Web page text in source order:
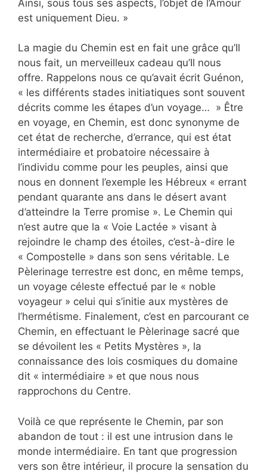
Ainsi, sous tous ses aspects, l’objet de l’Amour
est uniquement Dieu. »
La magie du Chemin est en fait une grâce qu’Il
nous fait, un merveilleux cadeau qu’Il nous
offre. Rappelons nous ce qu’avait écrit Guénon,
« les différents stades initiatiques sont souvent
décrits comme les étapes d’un voyage… » Être
en voyage, en Chemin, est donc synonyme de
cet état de recherche, d’errance, qui est état
intermédiaire et probatoire nécessaire à
l’individu comme pour les peuples, ainsi que
nous en donnent l’exemple les Hébreux « errant
pendant quarante ans dans le désert avant
d’atteindre la Terre promise ». Le Chemin qui
n’est autre que la « Voie Lactée » visant à
rejoindre le champ des étoiles, c’est-à-dire le
« Compostelle » dans son sens véritable. Le
Pèlerinage terrestre est donc, en même temps,
un voyage céleste effectué par le « noble
voyageur » celui qui s’initie aux mystères de
l’hermétisme. Finalement, c’est en parcourant ce
Chemin, en effectuant le Pèlerinage sacré que
se dévoilent les « Petits Mystères », la
connaissance des lois cosmiques du domaine
dit « intermédiaire » et que nous nous
rapprochons du Centre.
Voilà ce que représente le Chemin, par son
abandon de tout : il est une intrusion dans le
monde intermédiaire. En tant que progression
vers son être intérieur, il procure la sensation du